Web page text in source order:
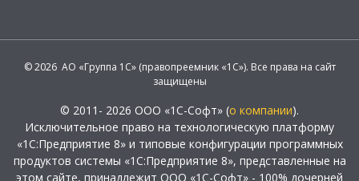
© 2026 АО «Группа 1С» (правопреемник «1С»). Все права на сайт
защищены
© 2011- 2026 ООО «1С-Софт» (о компании).
Исключительное право на технологическую платформу
«1С:Предприятие 8» и типовые конфигурации программных
продуктов системы «1С:Предприятие 8», представленные на
этом сайте, принадлежит ООО «1С-Софт» - 100% дочерней